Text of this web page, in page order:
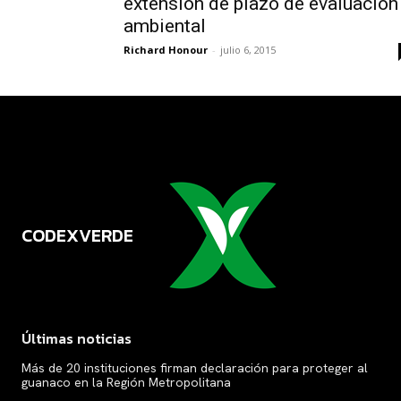
ambiental
Richard Honour - julio 6, 2015
CODEXVERDE
Últimas noticias
Más de 20 instituciones firman declaración para proteger al
guanaco en la Región Metropolitana